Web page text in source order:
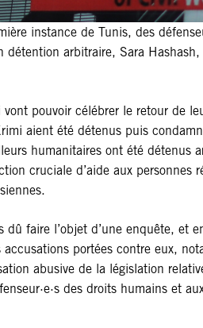
instance de Tunis, des
arbitraire, Sara
pouvoir célébrer le retour de
aient été détenus puis
humanitaires ont été détenus
cruciale d’aide aux personnes
faire l’objet d’une enquête, et
portées contre eux,
abusive de la législation
des droits humains et